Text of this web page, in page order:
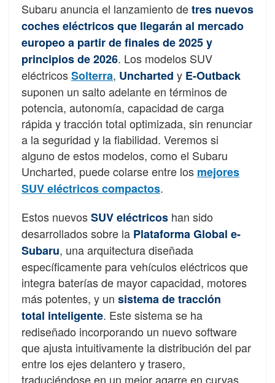
Subaru anuncia el lanzamiento detres nuevos
coches eléctricos que llegarán al mercado
europeo a partir de finales de 2025 y
principios de 2026. Los modelos SUV
eléctricosSolterra, Uncharted y E-Outback
suponen un salto adelante en términos de
potencia, autonomía, capacidad de carga
rápida y tracción total optimizada, sin renunciar
a la seguridad y la fiabilidad. Veremos si
alguno de estos modelos, como el Subaru
Uncharted, puede colarse entre los mejores
SUV eléctricos compactos.
Estos nuevosSUV eléctricos han sido
desarrollados sobre la Plataforma Global e-
Subaru, una arquitectura diseñada
específicamente para vehículos eléctricos que
integra baterías de mayor capacidad, motores
más potentes, y un sistema de tracción
total inteligente. Este sistema se ha
rediseñado incorporando un nuevo software
que ajusta intuitivamente la distribución del par
entre los ejes delantero y trasero,
traduciéndose en un mejor agarre en curvas